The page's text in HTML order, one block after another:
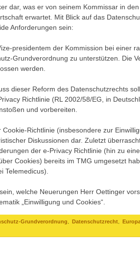
dar, was er von seinem Kommissar in
erwartet. Mit Blick auf das
Anforderungen sein:
presidentem der Kommission bei einer
Grundverordnung zu unterstützen. Die
werden.
dieser Reform des Datenschutzrechts
Richtlinie (RL 2002/58/EG, in
und vorbereiten.
Cookie-Richtlinie (insbesondere zur
Diskussionen dar. Zuletzt
der e-Privacy Richtlinie (hin zu
Cookies) bereits im TMG umgesetzt
Telemedicus).
welche Neuerungen Herr Oettinger
„Einwilligung und Cookies“.
Grundverordnung, Datenschutzrecht,